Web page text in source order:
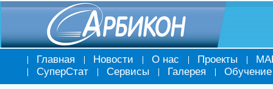
Главная Новости О нас Проекты
СуперСтат
Сервисы Галерея Обучение